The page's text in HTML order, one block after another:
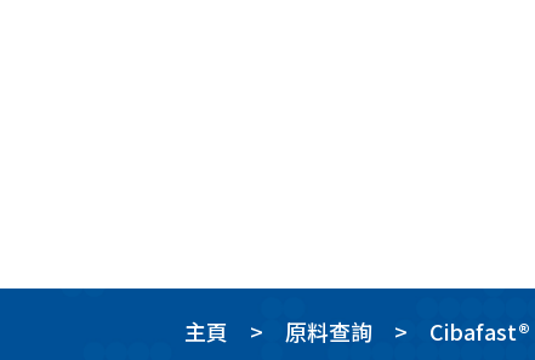
主頁 原料查詢